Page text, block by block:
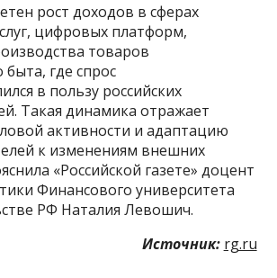
рост доходов в сферах
цифровых платформ,
товаров
где спрос
в пользу российских
Такая динамика отражает
активности и адаптацию
к изменениям внешних
«Российской газете» доцент
Финансового университета
РФ Наталия Левошич.
Источник: rg.ru